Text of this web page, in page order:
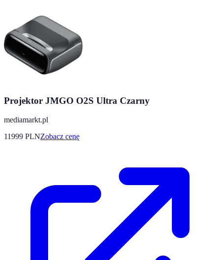
Projektor JMGO O2S Ultra Czarny
mediamarkt.pl
11999 PLNZobacz cenę